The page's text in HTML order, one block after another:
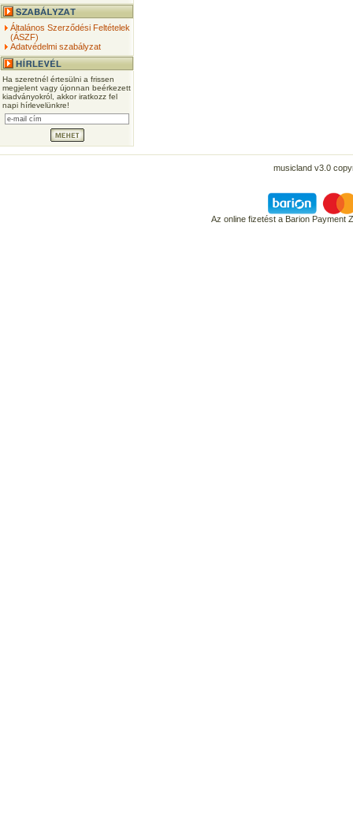
Általános Szerződési Feltételek
(ÁSZF)
Adatvédelmi szabályzat
Ha szeretnél értesülni a frissen
megjelent vagy újonnan beérkezett
kiadványokról, akkor iratkozz fel
napi hírlevelünkre!
musicland v3.0
Az online fizetést a Barion Payment